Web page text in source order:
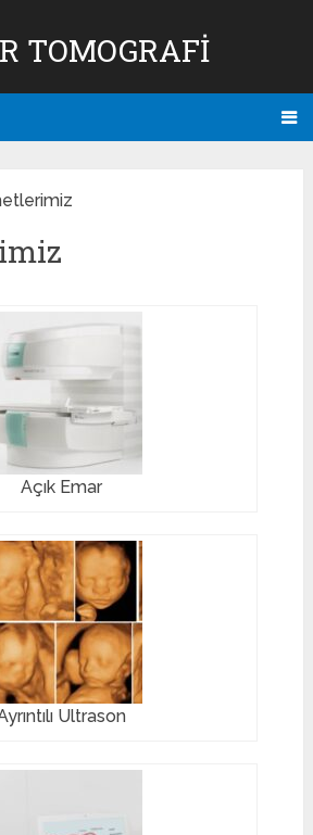
TOMOGRAFI
Açık Emar
Ultrason